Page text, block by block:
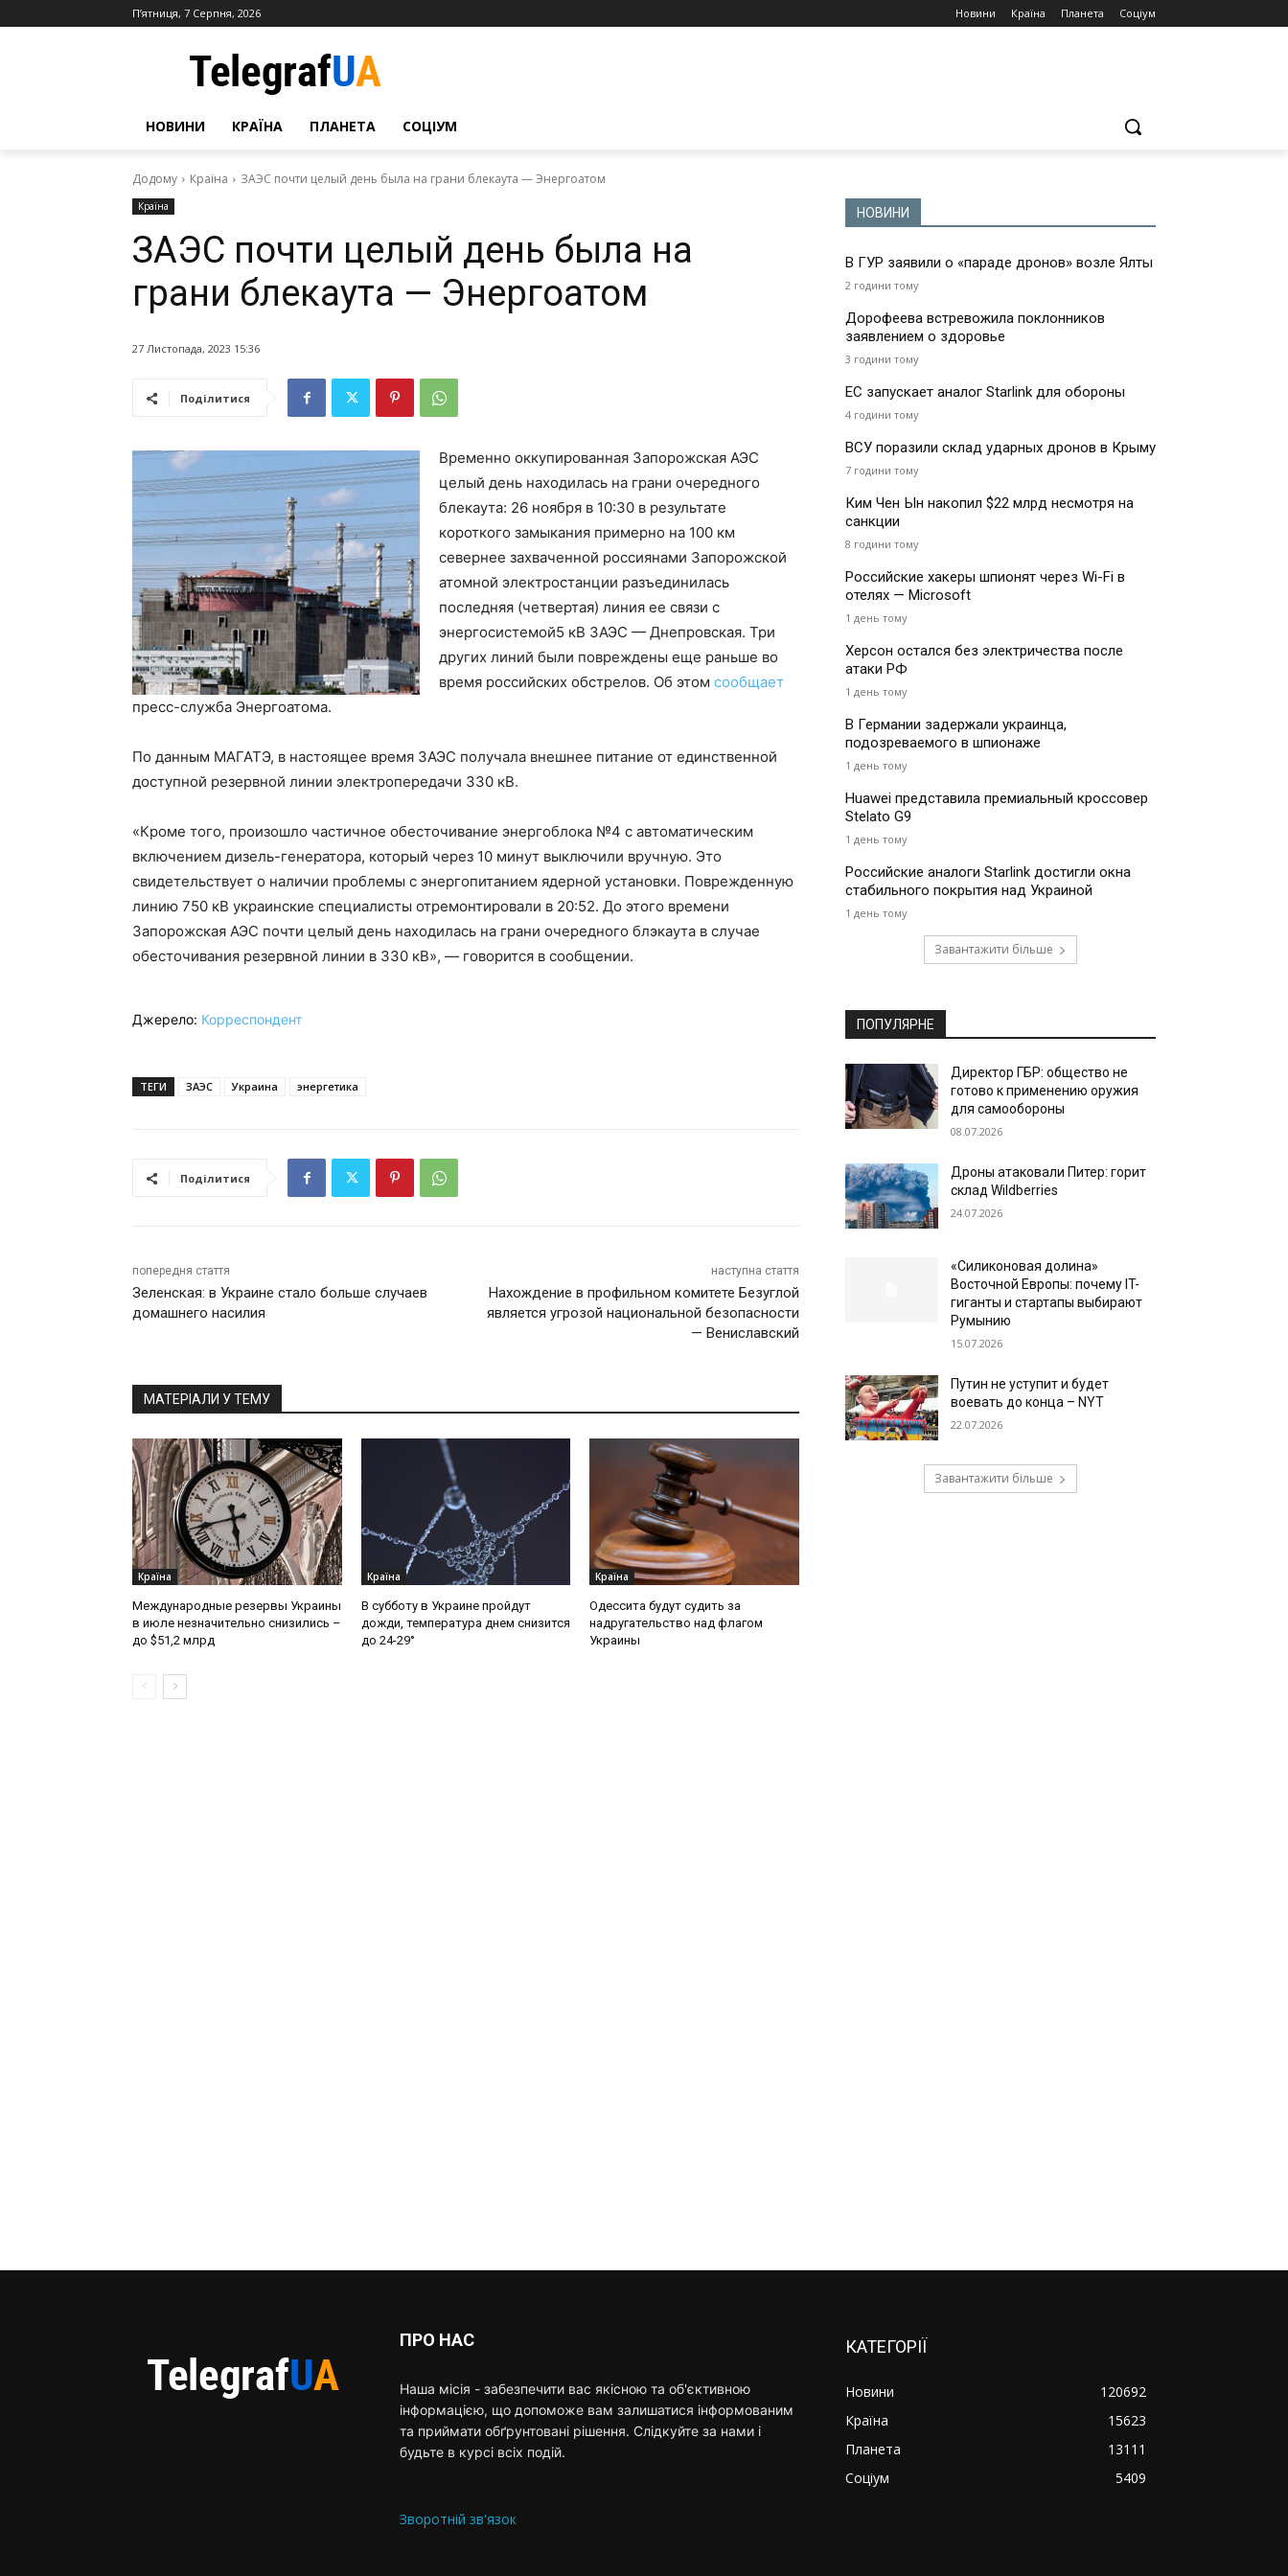
П’ятниця, 7 Серпня, 2026 Новини Країна Планета Соціум
НОВИНИ КРАЇНА ПЛАНЕТА СОЦІУМ
Додому Країна ЗАЭС почти целый день была на грани блекаута — Энергоатом
Країна
ЗАЭС почти целый день была на
грани блекаута — Энергоатом
27 Листопада, 2023 15:36
Поділитися
Временно оккупированная Запорожская АЭС
целый день находилась на грани очередного
блекаута: 26 ноября в 10:30 в результате
короткого замыкания примерно на 100 км
севернее захваченной россиянами Запорожской
атомной электростанции разъединилась
последняя (четвертая) линия ее связи с
энергосистемой5 кВ ЗАЭС — Днепровская. Три
других линий были повреждены еще раньше во
время российских обстрелов. Об этом сообщает
пресс-служба Энергоатома.
По данным МАГАТЭ, в настоящее время ЗАЭС получала внешнее питание от единственной
доступной резервной линии электропередачи 330 кВ.
«Кроме того, произошло частичное обесточивание энергоблока №4 с автоматическим
включением дизель-генератора, который через 10 минут выключили вручную. Это
свидетельствует о наличии проблемы с энергопитанием ядерной установки. Поврежденную
линию 750 кВ украинские специалисты отремонтировали в 20:52. До этого времени
Запорожская АЭС почти целый день находилась на грани очередного блэкаута в случае
обесточивания резервной линии в 330 кВ», — говорится в сообщении.
Джерело: Корреспондент
ТЕГИ ЗАЭС Украина энергетика
Поділитися
попередня стаття
Зеленская: в Украине стало больше случаев
домашнего насилия
наступна стаття
Нахождение в профильном комитете Безуглой
является угрозой национальной безопасности
— Вениславский
МАТЕРІАЛИ У ТЕМУ
Країна
Международные резервы Украины
в июле незначительно снизились –
до $51,2 млрд
Країна
В субботу в Украине пройдут
дожди, температура днем снизится
до 24-29°
Країна
Одессита будут судить за
надругательство над флагом
Украины
НОВИНИ
В ГУР заявили о «параде дронов» возле Ялты
2 години тому
Дорофеева встревожила поклонников
заявлением о здоровье
3 години тому
ЕС запускает аналог Starlink для обороны
4 години тому
ВСУ поразили склад ударных дронов в Крыму
7 години тому
Ким Чен Ын накопил $22 млрд несмотря на
санкции
8 години тому
Российские хакеры шпионят через Wi-Fi в
отелях — Microsoft
1 день тому
Херсон остался без электричества после
атаки РФ
1 день тому
В Германии задержали украинца,
подозреваемого в шпионаже
1 день тому
Huawei представила премиальный кроссовер
Stelato G9
1 день тому
Российские аналоги Starlink достигли окна
стабильного покрытия над Украиной
1 день тому
Завантажити більше
ПОПУЛЯРНЕ
Директор ГБР: общество не
готово к применению оружия
для самообороны
08.07.2026
Дроны атаковали Питер: горит
склад Wildberries
24.07.2026
«Силиконовая долина»
Восточной Европы: почему IT-
гиганты и стартапы выбирают
Румынию
15.07.2026
Путин не уступит и будет
воевать до конца – NYT
22.07.2026
Завантажити більше
ПРО НАС
Наша місія - забезпечити вас якісною та об'єктивною
інформацією, що допоможе вам залишатися інформованим
та приймати обґрунтовані рішення. Слідкуйте за нами і
будьте в курсі всіх подій.
Зворотній зв'язок
КАТЕГОРІЇ
Новини
120692
Країна
15623
Планета
13111
Соціум
5409